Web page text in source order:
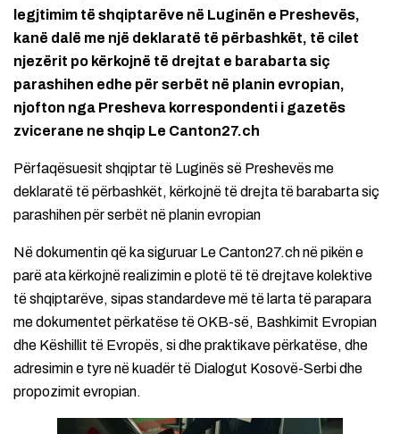
legjtimim të shqiptarëve në Luginën e Preshevës,
kanë dalë me një deklaratë të përbashkët, të cilet
njezërit po kërkojnë të drejtat e barabarta siç
parashihen edhe për serbët në planin evropian,
njofton nga Presheva korrespondenti i gazetës
zvicerane ne shqip Le Canton27.ch
Përfaqësuesit shqiptar të Luginës së Preshevës me
deklaratë të përbashkët, kërkojnë të drejta të barabarta siç
parashihen për serbët në planin evropian
Në dokumentin që ka siguruar Le Canton27.ch në pikën e
parë ata kërkojnë realizimin e plotë të të drejtave kolektive
të shqiptarëve, sipas standardeve më të larta të parapara
me dokumentet përkatëse të OKB-së, Bashkimit Evropian
dhe Këshillit të Evropës, si dhe praktikave përkatëse, dhe
adresimin e tyre në kuadër të Dialogut Kosovë-Serbi dhe
propozimit evropian.